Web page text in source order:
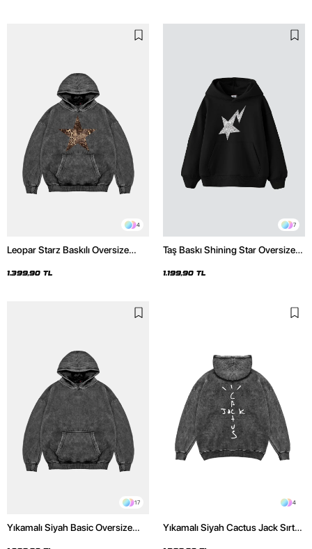
4
Leopar Starz Baskılı Oversize
Hoodie
1.399,90 TL
7
Taş Baskı Shining Star Oversize
1.199,90 TL
17
Yıkamalı Siyah Basic Oversize
4
Yıkamalı Siyah Cactus Jack Sırt